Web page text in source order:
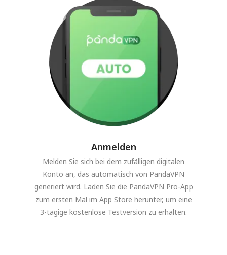
Anmelden
Melden Sie sich bei dem zufälligen digitalen
Konto an, das automatisch von PandaVPN
generiert wird. Laden Sie die PandaVPN Pro-App
zum ersten Mal im App Store herunter, um eine
3-tägige kostenlose Testversion zu erhalten.